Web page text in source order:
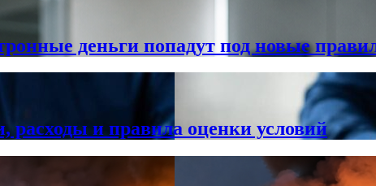
деньги попадут под новые
расходы и правила оценки условий